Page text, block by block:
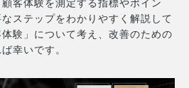
客体験を測定する指標やポイン
ステップをわかりやすく解説して
験」について考え、改善のための
幸いです。